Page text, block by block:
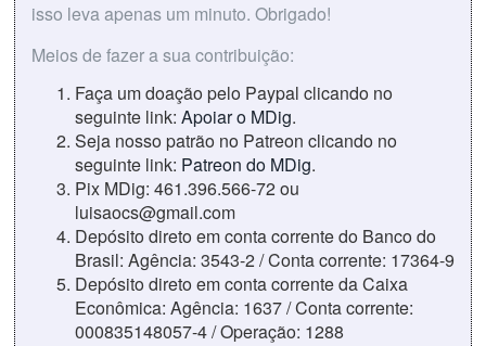
isso leva apenas um minuto. Obrigado!
Meios de fazer a sua contribuição:
Faça um doação pelo Paypal clicando no
seguinte link: Apoiar o MDig.
Seja nosso patrão no Patreon clicando no
seguinte link: Patreon do MDig.
Pix MDig: 461.396.566-72 ou
luisaocs@gmail.com
Depósito direto em conta corrente do Banco do
Brasil: Agência: 3543-2 / Conta corrente: 17364-9
Depósito direto em conta corrente da Caixa
Econômica: Agência: 1637 / Conta corrente:
000835148057-4 / Operação: 1288